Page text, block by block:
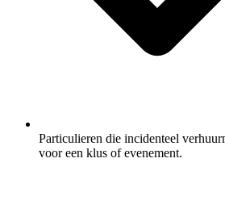
Particulieren die incidenteel
voor een klus of evenement.